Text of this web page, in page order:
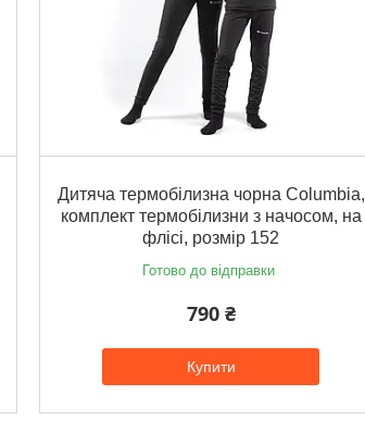
Дитяча термобілизна чорна Columbia,
комплект термобілизни з начосом, на
флісі, розмір 152
Готово до відправки
790 ₴
Купити